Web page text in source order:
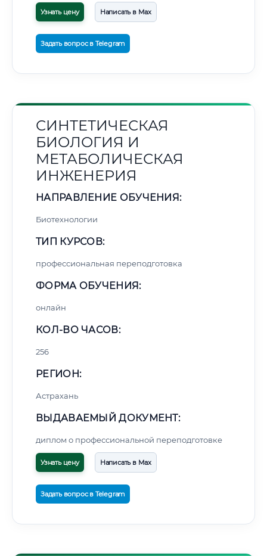
Узнать цену Написать в Max
Задать вопрос в Telegram
СИНТЕТИЧЕСКАЯ
БИОЛОГИЯ И
МЕТАБОЛИЧЕСКАЯ
ИНЖЕНЕРИЯ
НАПРАВЛЕНИЕ ОБУЧЕНИЯ:
Биотехнологии
ТИП КУРСОВ:
профессиональная переподготовка
ФОРМА ОБУЧЕНИЯ:
онлайн
КОЛ-ВО ЧАСОВ:
256
РЕГИОН:
Астрахань
ВЫДАВАЕМЫЙ ДОКУМЕНТ:
диплом о профессиональной переподготовке
Узнать цену Написать в Max
Задать вопрос в Telegram